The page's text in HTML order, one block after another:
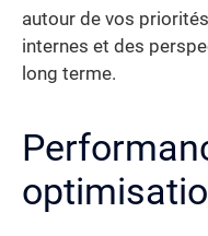
autour de vos
internes et des
long terme.